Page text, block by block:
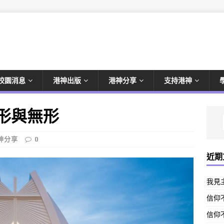
園消息 港神出版 港神分享 支持港神
與無形
分享 0
近
我見
信仰
信仰